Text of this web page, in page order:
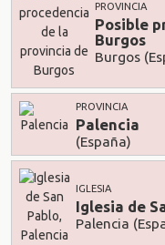
PROVINCIA
Posible
Burgos
Burgos
PROVINCIA
Palencia
(España)
IGLESIA
Iglesia de
Palencia